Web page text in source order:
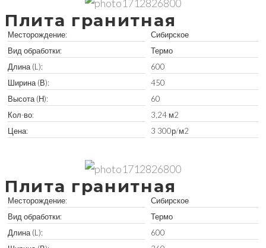
Плита гранитная
Месторождение:
Вид обработки:
Длина (L):
Ширина (В):
Высота (Н):
Кол-во:
Цена:
Сибирское
Термо
600
450
60
3,24 м2
3 300р/м2
Плита гранитная
Месторождение:
Вид обработки:
Длина (L):
Сибирское
Термо
600